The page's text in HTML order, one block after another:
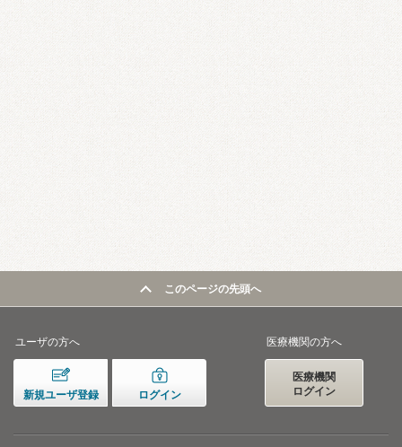
このページの先頭へ
ユーザの方へ
新規ユーザ登録 ログイン
医療機関の方へ
医療機関
ログイン